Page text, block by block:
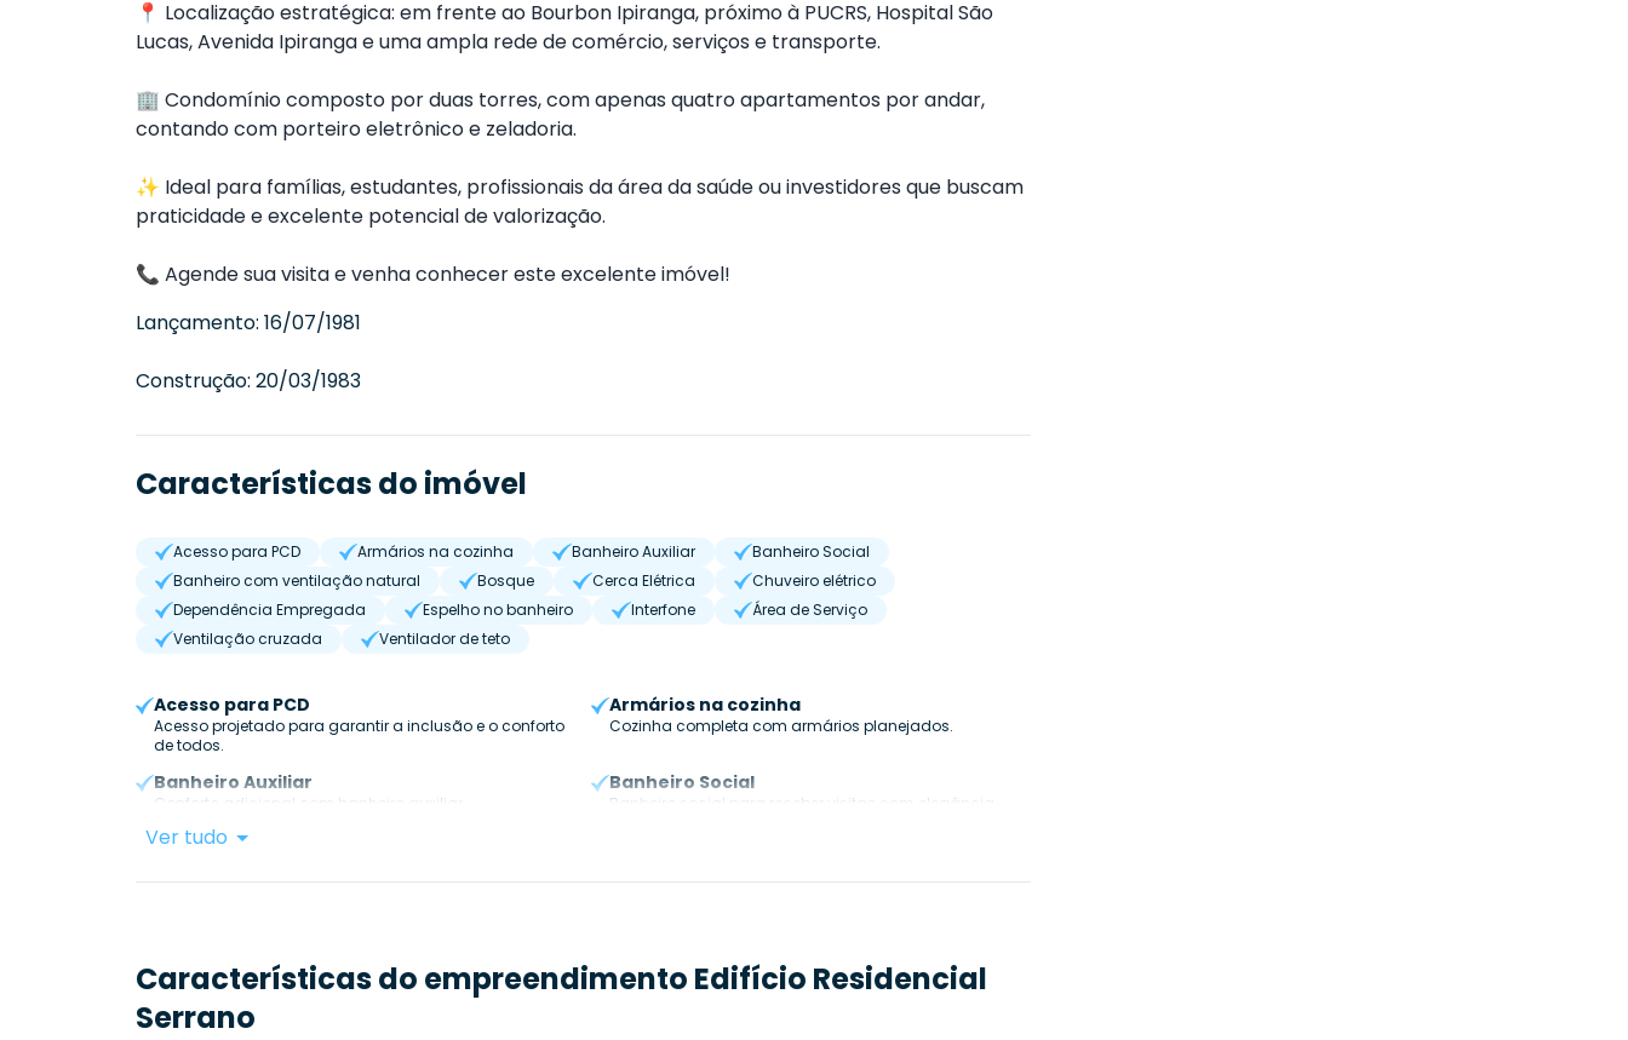
📍 Localização estratégica: em frente ao Bourbon Ipiranga, próximo à PUCRS, Hospital São
Lucas, Avenida Ipiranga e uma ampla rede de comércio, serviços e transporte.
🏢 Condomínio composto por duas torres, com apenas quatro apartamentos por andar,
contando com porteiro eletrônico e zeladoria.
✨ Ideal para famílias, estudantes, profissionais da área da saúde ou investidores que buscam
praticidade e excelente potencial de valorização.
📞 Agende sua visita e venha conhecer este excelente imóvel!
Lançamento: 16/07/1981
Construção: 20/03/1983
Características do imóvel
Acesso para PCD Armários na cozinha Banheiro Auxiliar
Banheiro Social
Banheiro com ventilação natural
Bosque Cerca Elétrica
Chuveiro elétrico
Dependência Empregada
Espelho no banheiro Interfone
Área de Serviço
Ventilação cruzada
Ventilador de teto
Acesso para PCD
Acesso projetado para garantir a inclusão e o conforto
de todos.
Armários na cozinha
Cozinha completa com armários planejados.
Banheiro Auxiliar
Conforto adicional com banheiro auxiliar.
Banheiro Social
Banheiro social para receber visitas com elegância.
Ver tudo
Características do empreendimento Edifício Residencial
Serrano